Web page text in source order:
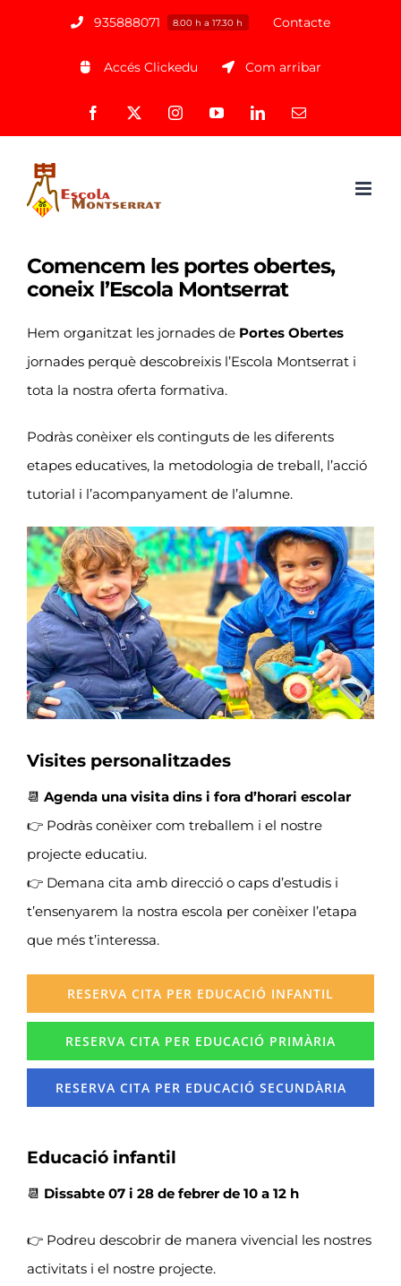
935888071 8.00 h a 17.30 h Contacte
Accés Clickedu Com arribar
Facebook InstagramYouTubeLinkedInCorreo
Comencem les portes obertes,
coneix l’Escola Montserrat
Hem organitzat les jornades de Portes Obertes
jornades perquè descobreixis l’Escola Montserrat i
tota la nostra oferta formativa.
Podràs conèixer els continguts de les diferents
etapes educatives, la metodologia de treball, l’acció
tutorial i l’acompanyament de l’alumne.
Visites personalitzades
📆 Agenda una visita dins i fora d’horari escolar
👉 Podràs conèixer com treballem i el nostre
projecte educatiu.
👉 Demana cita amb direcció o caps d’estudis i
t’ensenyarem la nostra escola per conèixer l’etapa
que més t’interessa.
RESERVA CITA PER EDUCACIÓ INFANTIL
RESERVA CITA PER EDUCACIÓ PRIMÀRIA
RESERVA CITA PER EDUCACIÓ SECUNDÀRIA
Educació infantil
📆 Dissabte 07 i 28 de febrerde 10 a 12 h
👉 Podreu descobrir de manera vivencial les nostres
activitats i el nostre projecte.